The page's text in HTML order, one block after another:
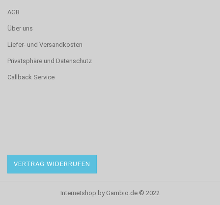
AGB
Über uns
Liefer- und Versandkosten
Privatsphäre und Datenschutz
Callback Service
VERTRAG WIDERRUFEN
Internetshop by Gambio.de © 2022